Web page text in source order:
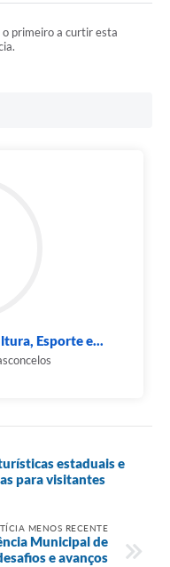
o primeiro a curtir esta
Esporte e...
estaduais e
para visitantes
MENOS RECENTE
Municipal de
e avanços